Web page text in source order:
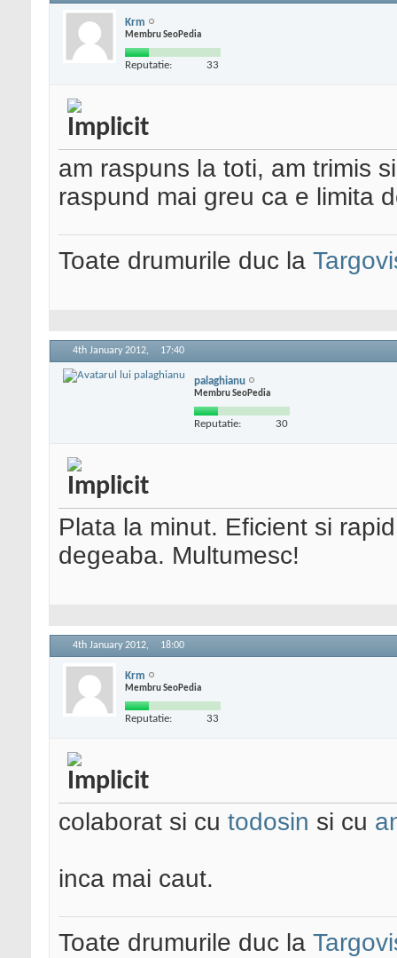
Krm
Membru SeoPedia
Reputatie: 33
am raspuns la toti, am trimis
raspund mai greu ca e limita
Toate drumurile duc la
4th January 2012, 17:40
palaghianu
Membru SeoPedia
Reputatie: 30
Plata la minut. Eficient si
degeaba. Multumesc!
4th January 2012, 18:00
Krm
Membru SeoPedia
Reputatie: 33
colaborat si cu todosin si cu
inca mai caut.
Toate drumurile duc la